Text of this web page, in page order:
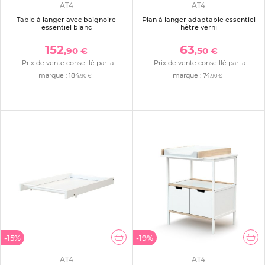
AT4
Table à langer avec baignoire
essentiel blanc
152,90 €
Prix de vente conseillé par la
marque :184 ,90 €
AT4
Plan à langer adaptable essentiel
hêtre verni
63,50 €
Prix de vente conseillé par la
marque : 74,90 €
-15%
AT4
-19%
AT4